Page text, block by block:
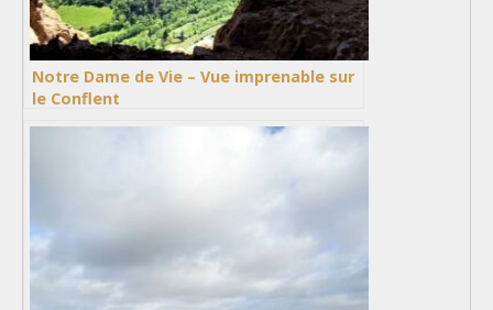
Notre Dame de Vie – Vue imprenable sur
le Conflent